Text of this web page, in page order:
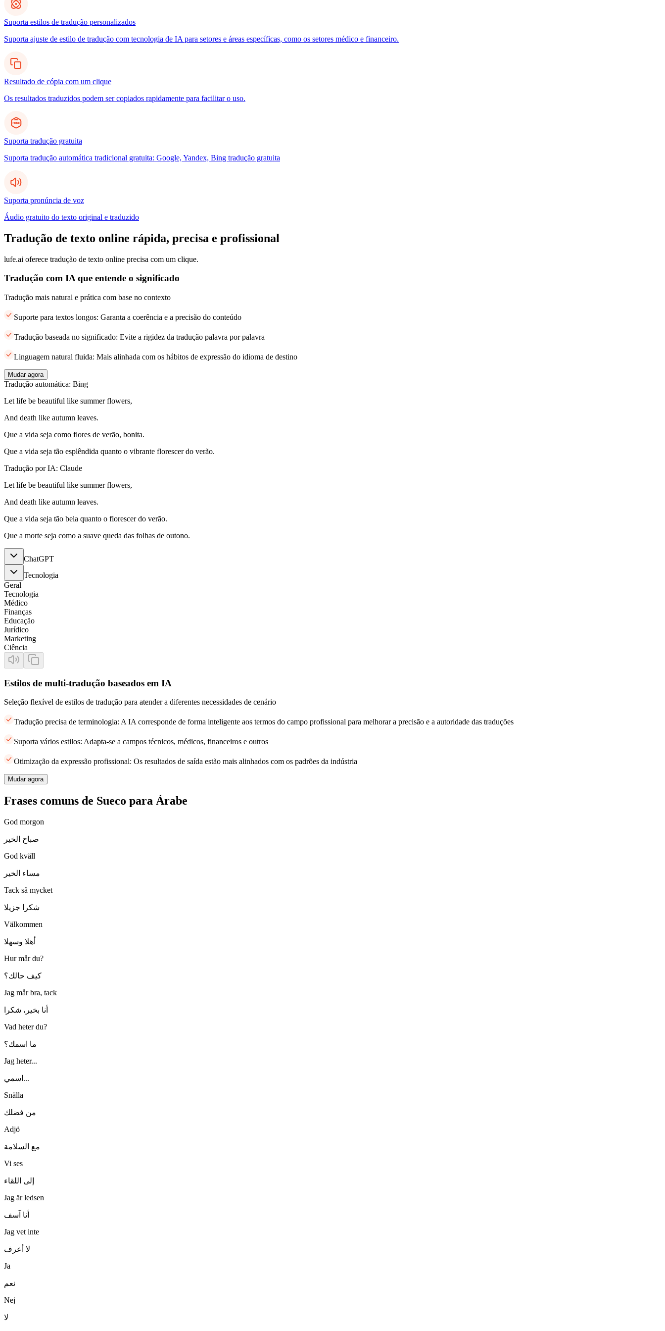
Suporta estilos de tradução personalizados
Suporta ajuste de estilo de tradução com tecnologia de IA para setores e áreas específicas, como os setores médico e financeiro.
Resultado de cópia com um clique
Os resultados traduzidos podem ser copiados rapidamente para facilitar o uso.
Suporta tradução gratuita
Suporta tradução automática tradicional gratuita: Google, Yandex, Bing tradução gratuita
Suporta pronúncia de voz
Áudio gratuito do texto original e traduzido
Tradução de texto online rápida, precisa e profissional
lufe.ai oferece tradução de texto online precisa com um clique.
Tradução com IA que entende o significado
Tradução mais natural e prática com base no contexto
Suporte para textos longos: Garanta a coerência e a precisão do conteúdo
Tradução baseada no significado: Evite a rigidez da tradução palavra por palavra
Linguagem natural fluida: Mais alinhada com os hábitos de expressão do idioma de destino
Mudar agora
Tradução automática: Bing
Let life be beautiful like summer flowers,
And death like autumn leaves.
Que a vida seja como flores de verão, bonita.
Que a vida seja tão esplêndida quanto o vibrante florescer do verão.
Tradução por IA: Claude
Let life be beautiful like summer flowers,
And death like autumn leaves.
Que a vida seja tão bela quanto o florescer do verão.
Que a morte seja como a suave queda das folhas de outono.
ChatGPT
Tecnologia
Geral
Tecnologia
Médico
Finanças
Educação
Jurídico
Marketing
Ciência
Estilos de multi-tradução baseados em IA
Seleção flexível de estilos de tradução para atender a diferentes necessidades de cenário
Tradução precisa de terminologia: A IA corresponde de forma inteligente aos termos do campo profissional para melhorar a precisão e a autoridade das traduções
Suporta vários estilos: Adapta-se a campos técnicos, médicos, financeiros e outros
Otimização da expressão profissional: Os resultados de saída estão mais alinhados com os padrões da indústria
Mudar agora
Frases comuns de Sueco para Árabe
God morgon
صباح الخير
God kväll
مساء الخير
Tack så mycket
شكرا جزيلا
Välkommen
أهلا وسهلا
Hur mår du?
كيف حالك؟
Jag mår bra, tack
أنا بخير، شكرا
Vad heter du?
ما اسمك؟
Jag heter...
اسمي...
Snälla
من فضلك
Adjö
مع السلامة
Vi ses
إلى اللقاء
Jag är ledsen
أنا آسف
Jag vet inte
لا أعرف
Ja
نعم
Nej
لا